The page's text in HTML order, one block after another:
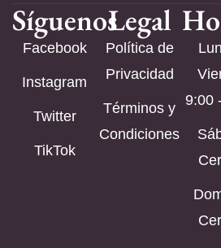
Síguenos
Facebook
Instagram
Twitter
TikTok
Legal
Política de
Privacidad
Términos y
Condiciones
9:00